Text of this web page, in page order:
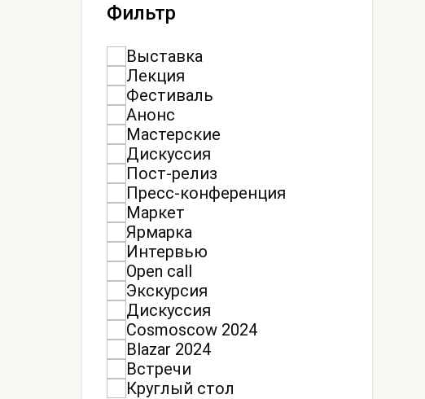
Фильтр
Выставка
Лекция
Фестиваль
Анонс
Мастерские
Дискуссия
Пост-релиз
Пресс-конференция
Маркет
Ярмарка
Интервью
Open call
Экскурсия
Дискуссия
Cosmoscow 2024
Blazar 2024
Встречи
Круглый стол